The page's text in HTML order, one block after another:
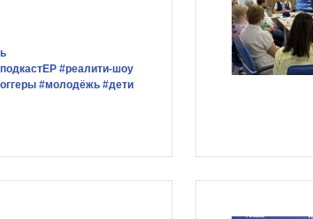
#реалити-шоу
#молодёжь #дети